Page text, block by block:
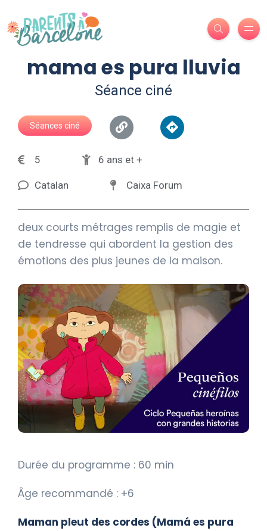
mama es pura lluvia
Séance ciné
Séances ciné
5 6 ans et +
Catalan Caixa Forum
deux courts métrages remplis de magie et
de tendresse qui abordent la gestion des
émotions des plus jeunes de la maison.
Durée du programme : 60 min
Âge recommandé : +6
Maman pleut des cordes (Mamá es pura